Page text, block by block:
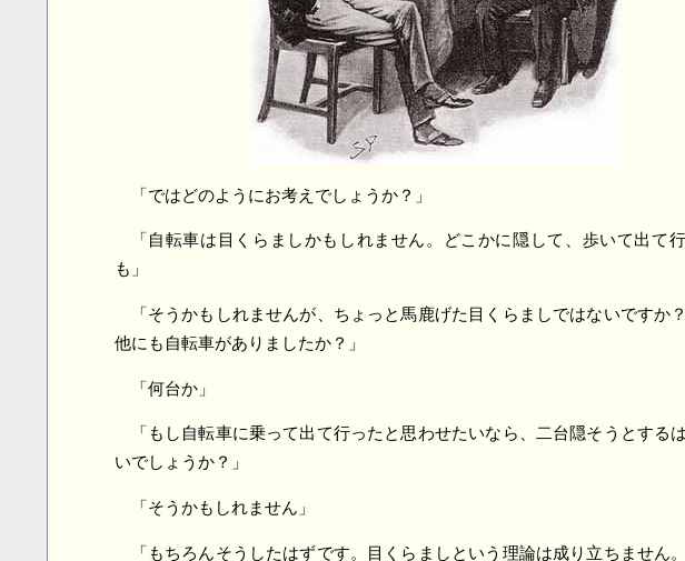
「ではどのようにお考えでしょうか？」
「自転車は目くらましかもしれません。どこかに隠して、歩いて出て
も」
「そうかもしれませんが、ちょっと馬鹿げた目くらましではないですか
他にも自転車がありましたか？」
「何台か」
「もし自転車に乗って出て行ったと思わせたいなら、二台隠そうとする
いでしょうか？」
「そうかもしれません」
「もちろんそうしたはずです。目くらましという理論は成り立ちません